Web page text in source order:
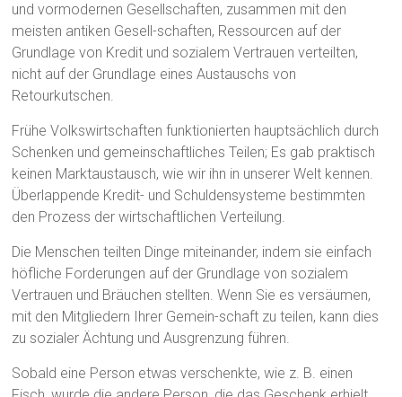
und vormodernen Gesellschaften, zusammen mit den
meisten antiken Gesell-schaften, Ressourcen auf der
Grundlage von Kredit und sozialem Vertrauen verteilten,
nicht auf der Grundlage eines Austauschs von
Retourkutschen.
Frühe Volkswirtschaften funktionierten hauptsächlich durch
Schenken und gemeinschaftliches Teilen; Es gab praktisch
keinen Marktaustausch, wie wir ihn in unserer Welt kennen.
Überlappende Kredit- und Schuldensysteme bestimmten
den Prozess der wirtschaftlichen Verteilung.
Die Menschen teilten Dinge miteinander, indem sie einfach
höfliche Forderungen auf der Grundlage von sozialem
Vertrauen und Bräuchen stellten. Wenn Sie es versäumen,
mit den Mitgliedern Ihrer Gemein-schaft zu teilen, kann dies
zu sozialer Ächtung und Ausgrenzung führen.
Sobald eine Person etwas verschenkte, wie z. B. einen